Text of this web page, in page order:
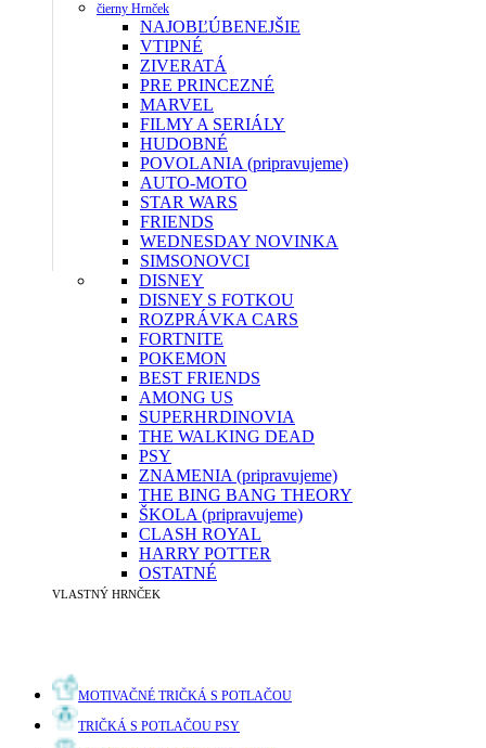
čierny Hrnček
NAJOBĽÚBENEJŠIE
VTIPNÉ
ZIVERATÁ
PRE PRINCEZNÉ
MARVEL
FILMY A SERIÁLY
HUDOBNÉ
POVOLANIA (pripravujeme)
AUTO-MOTO
STAR WARS
FRIENDS
WEDNESDAY NOVINKA
SIMSONOVCI
DISNEY
DISNEY S FOTKOU
ROZPRÁVKA CARS
FORTNITE
POKEMON
BEST FRIENDS
AMONG US
SUPERHRDINOVIA
THE WALKING DEAD
PSY
ZNAMENIA (pripravujeme)
THE BING BANG THEORY
ŠKOLA (pripravujeme)
CLASH ROYAL
HARRY POTTER
OSTATNÉ
VLASTNÝ HRNČEK
MOTIVAČNÉ TRIČKÁ S POTLAČOU
TRIČKÁ S POTLAČOU PSY